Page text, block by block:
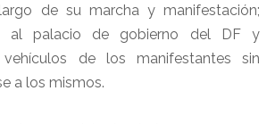
de su marcha y manifestación;
al palacio de gobierno del DF y
de los manifestantes sin
a los mismos.